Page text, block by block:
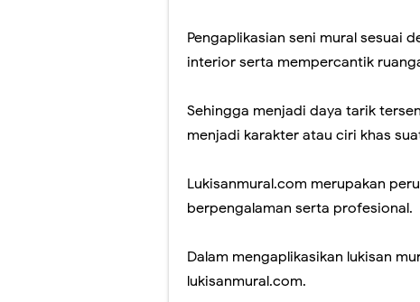
Pengaplikasian seni mural sesuai
interior serta mempercantik
Sehingga menjadi daya tarik
menjadi karakter atau ciri khas
Lukisanmural.com merupakan
berpengalaman serta profesional.
Dalam mengaplikasikan lukisan
lukisanmural.com.